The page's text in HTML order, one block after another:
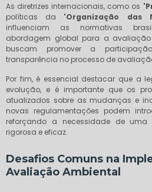
As diretrizes internacionais, como os
políticas da 'Organização das
influenciam as normativas
abordagem global para a avaliação
buscam promover a
transparência no processo de
Por fim, é essencial destacar que a
evolução, e é importante que os
atualizados sobre as mudanças e
novas regulamentações podem
reforçando a necessidade de
rigorosa e eficaz.
Desafios Comuns na
Avaliação Ambiental